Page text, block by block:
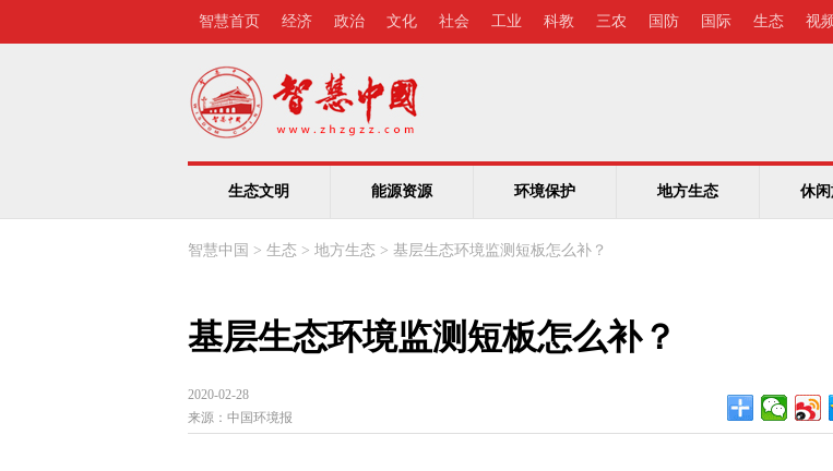
智慧首页 经济 政治 文化 社会 工业 科教 三农 国防 国际 生态 视
生态文明 能源资源 环境保护 地方生态 休
智慧中国 > 生态 > 地方生态 > 基层生态环境监测短板怎么补？
基层生态环境监测短板怎么补？
2020-02-28
来源： 中国环境报